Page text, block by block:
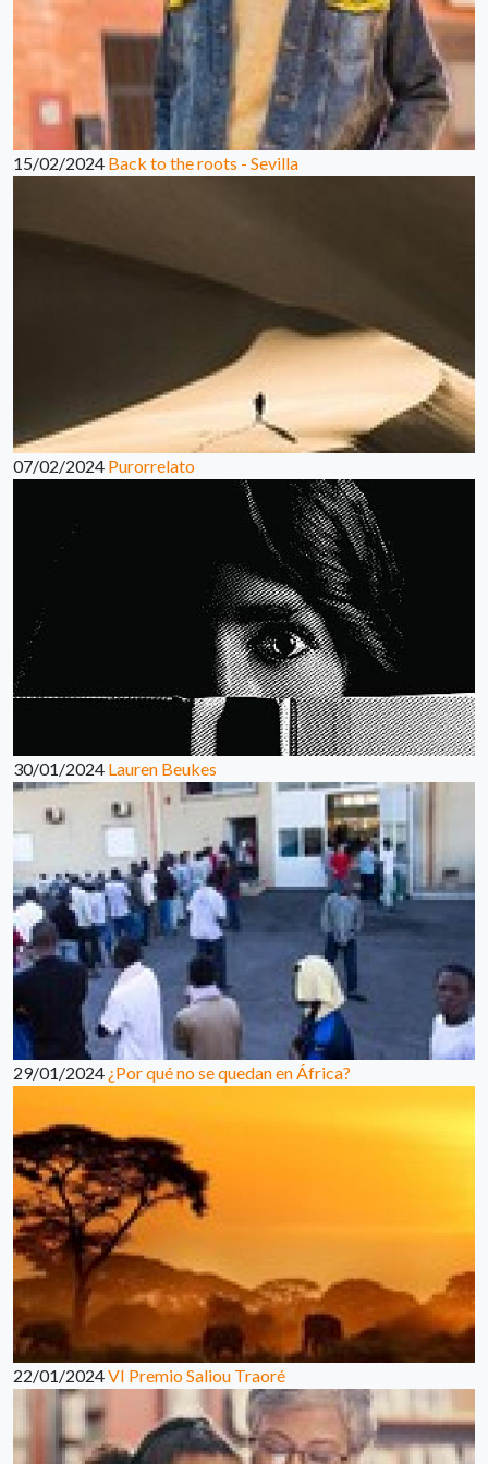
15/02/2024 Back to the roots - Sevilla
07/02/2024 Purorrelato
30/01/2024 Lauren Beukes
29/01/2024 ¿Por qué no se quedan en África?
22/01/2024VI Premio Saliou Traoré